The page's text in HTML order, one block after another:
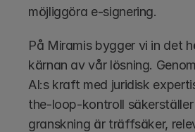
möjliggöra e-signering.
På Miramis bygger vi in det
kärnan av vår lösning.
AI:s kraft med juridisk
the-loop-kontroll
granskning är träffsäker,